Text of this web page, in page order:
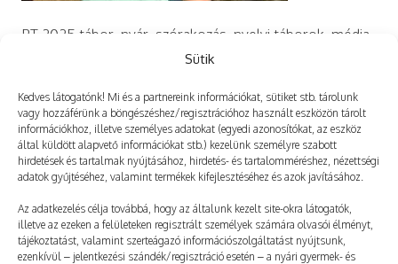
Sütik
Kedves látogatónk! Mi és a partnereink információkat, sütiket stb. tárolunk
vagy hozzáférünk a böngészéshez/regisztrációhoz használt eszközön tárolt
információkhoz, illetve személyes adatokat (egyedi azonosítókat, az eszköz
által küldött alapvető információkat stb.) kezelünk személyre szabott
hirdetések és tartalmak nyújtásához, hirdetés- és tartalomméréshez, nézettségi
adatok gyűjtéséhez, valamint termékek kifejlesztéséhez és azok javításához.
Az adatkezelés célja továbbá, hogy az általunk kezelt site-okra látogatók,
illetve az ezeken a felületeken regisztrált személyek számára olvasói élményt,
tájékoztatást, valamint szerteágazó információszolgáltatást nyújtsunk,
ezenkívül – jelentkezési szándék/regisztráció esetén – a nyári gyermek- és
PT 2025 tábor, nyár, szórakozás, nyelvi táborok, média,
film, robotika, angoltábor, fotós tábor, sporttábor,
Vélemény, hozzászólás?
Az e-mail-címet nem tesszük közzé. A kötelező mezőket
*karakterrel jelöltük